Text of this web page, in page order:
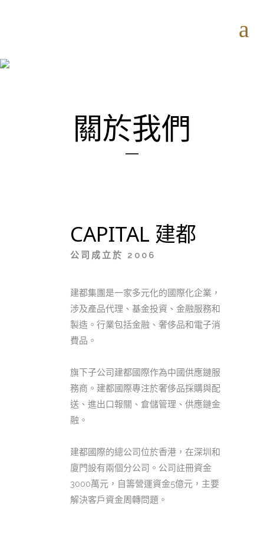
關於我們
CAPITAL 建都
公司成立於 2006
建都集團是一家多元化的國際化企業，
涉及產品代理、基金投資、金融服務和
製造。行業包括金融、奢侈品和電子消
費品。
旗下子公司建都國際作為中國供應鏈服
務商。建都國際專注於奢侈品採購與配
送、進出口報關、倉儲管理、供應鏈金
融。
建都國際的總公司位於香港，在深圳和
廈門設有兩個分公司。公司註冊資金
3000萬元，自籌營運資金5億元，主要
解決客戶資金周轉問題。